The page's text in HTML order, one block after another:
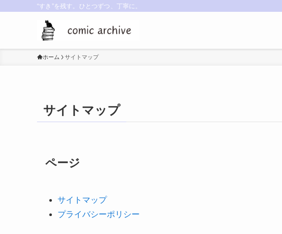
“すき”を残す。ひとつずつ、丁寧に。
ホーム サイトマップ
サイトマップ
ページ
サイトマップ
プライバシーポリシー